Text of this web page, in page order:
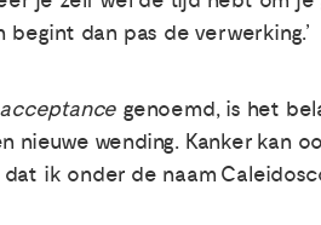
dan pas de verwerking.’
genoemd, is het
wending. Kanker kan
ik onder de naam